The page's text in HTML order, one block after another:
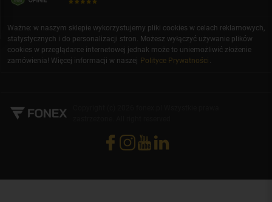
Ważne: w naszym sklepie wykorzystujemy pliki cookies w celach reklamowych,
statystycznych i do personalizacji stron. Możesz wyłączyć używanie plików
cookies w przeglądarce internetowej jednak może to uniemożliwić złożenie
zamówienia! Więcej informacji w naszej Polityce Prywatności